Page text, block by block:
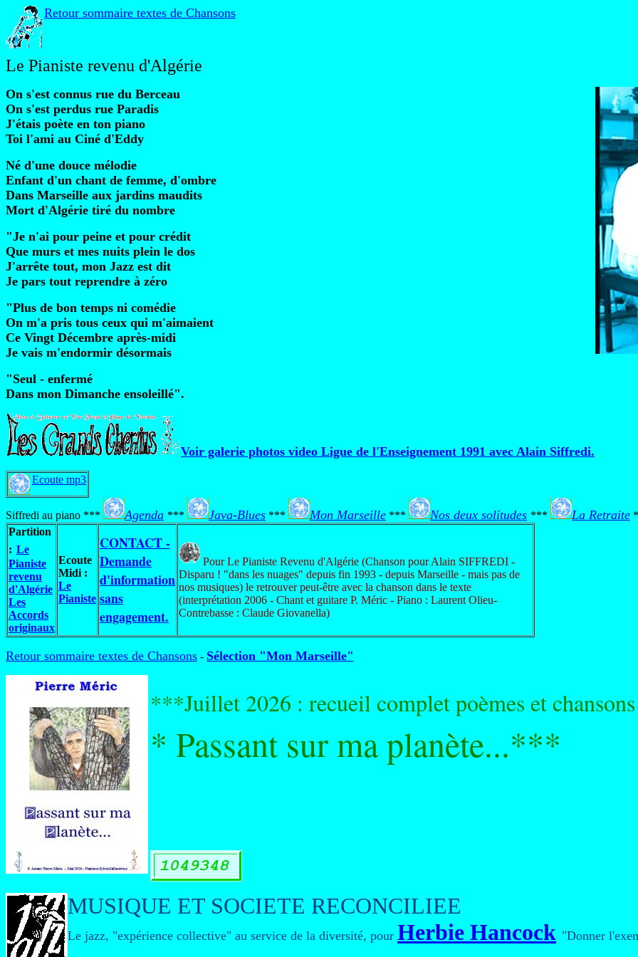
Retour sommaire textes de Chansons
Le Pianiste revenu d'Algérie
On s'est connus rue du Berceau
On s'est perdus rue Paradis
J'étais poète en ton piano
Toi l'ami au Ciné d'Eddy
Né d'une douce mélodie
Enfant d'un chant de femme, d'ombre
Dans Marseille aux jardins maudits
Mort d'Algérie tiré du nombre
"Je n'ai pour peine et pour crédit
Que murs et mes nuits plein le dos
J'arrête tout, mon Jazz est dit
Je pars tout reprendre à zéro
"Plus de bon temps ni comédie
On m'a pris tous ceux qui m'aimaient
Ce Vingt Décembre après-midi
Je vais m'endormir désormais
"Seul - enfermé
Dans mon Dimanche ensoleillé".
Voir galerie photos video Ligue de l'Enseignement 1991 avec Alain Siffredi.
Ecoute mp3
Siffredi au piano *** Agenda *** Java-Blues *** Mon Marseille *** Nos deux solitudes *** La Retraite
Partition
: Le
Pianiste
revenu
d'Algérie
Les
Accords
originaux
Ecoute
Midi :
Le
Pianiste
CONTACT -
Demande
d'information
sans
engagement.
Pour Le Pianiste Revenu d'Algérie (Chanson pour Alain SIFFREDI -
Disparu ! "dans les nuages" depuis fin 1993 - depuis Marseille - mais pas de
nos musiques) le retrouver peut-être avec la chanson dans le texte
(interprétation 2006 - Chant et guitare P. Méric - Piano : Laurent Olieu-
Contrebasse : Claude Giovanella)
Retour sommaire textes de Chansons - Sélection "Mon Marseille"
***Juillet 2026 : recueil complet poèmes et
* Passant sur ma planète...***
MUSIQUE ET SOCIETE RECONCILIEE
Le jazz, "expérience collective" au service de la diversité, pour Herbie Hancock "Donner